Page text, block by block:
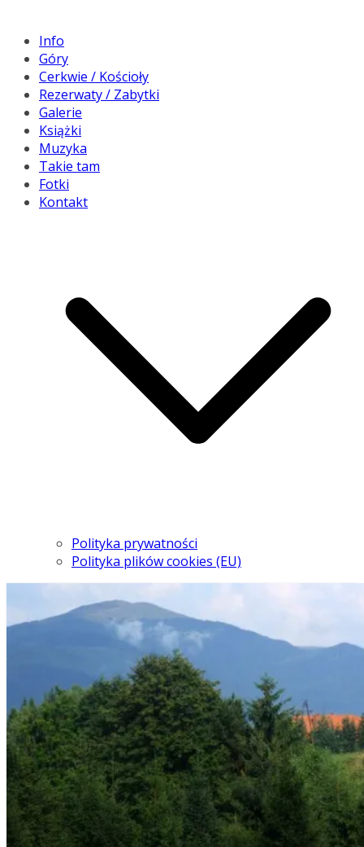
Info
Góry
Cerkwie / Kościoły
Rezerwaty / Zabytki
Galerie
Książki
Muzyka
Takie tam
Fotki
Kontakt
Polityka prywatności
Polityka plików cookies (EU)